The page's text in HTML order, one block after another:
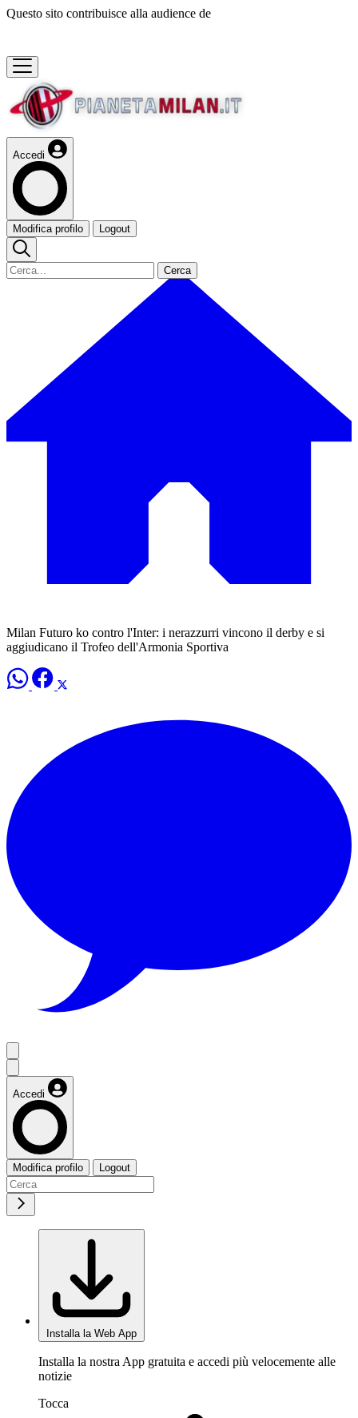
Questo sito contribuisce alla audience de
Accedi
Modifica profilo Logout
Cerca
Milan Futuro ko contro l'Inter: i nerazzurri vincono il derby e si
aggiudicano il Trofeo dell'Armonia Sportiva
Accedi
Modifica profilo Logout
Installa la Web App
Installa la nostra App gratuita e accedi più velocemente alle
notizie
Tocca